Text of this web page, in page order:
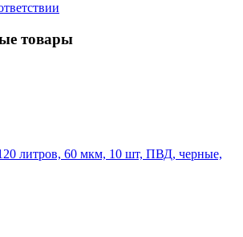
товары
литров, 60 мкм, 10 шт, ПВД, черные,